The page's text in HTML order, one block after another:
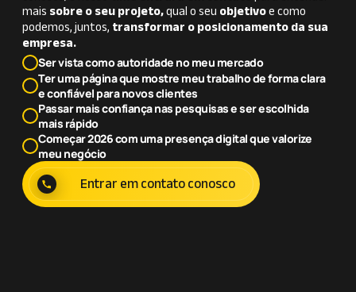
maissobre o seu projeto,qual o seuobjetivoe como
podemos, juntos,transformar o posicionamento da sua
empresa.
Ser vista como autoridade no meu mercado
Ter uma página que mostre meu trabalho de forma clara
e confiável para novos clientes
Passar mais confiança nas pesquisas e ser escolhida
mais rápido
Começar 2026 com uma presença digital que valorize
meu negócio
Entrar em contato conosco